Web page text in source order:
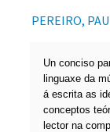
PEREIRO,
Un conciso
linguaxe da
á escrita as
conceptos
lector na